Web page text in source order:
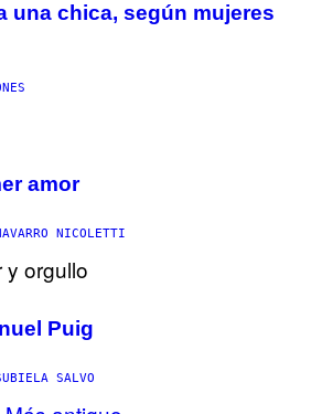
una chica, según mujeres
amor
NICOLETTI
Puig
SALVO